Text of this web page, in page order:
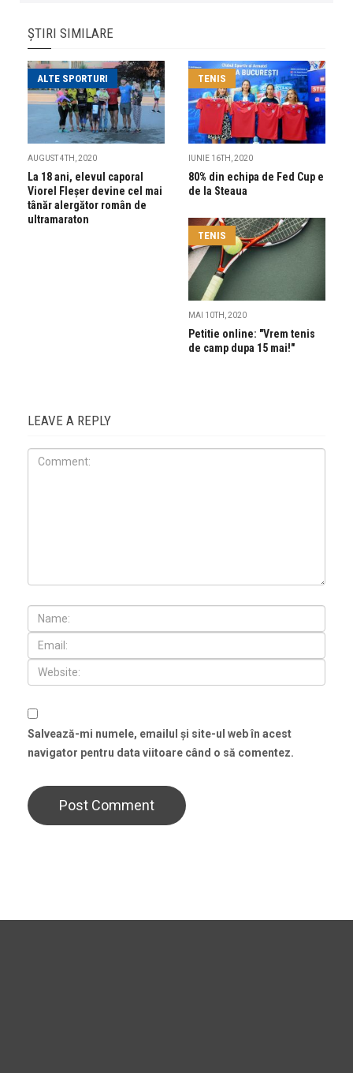
ȘTIRI SIMILARE
ALTE SPORTURI
AUGUST 4TH, 2020
La 18 ani, elevul caporal
Viorel Fleșer devine cel mai
tânăr alergător român de
ultramaraton
TENIS
IUNIE 16TH, 2020
80% din echipa de Fed Cup e
de la Steaua
TENIS
MAI 10TH, 2020
Petitie online: "Vrem tenis
de camp dupa 15 mai!"
LEAVE A REPLY
Salvează-mi numele, emailul și site-ul web în acest
navigator pentru data viitoare când o să comentez.